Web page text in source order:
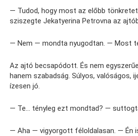
— Tudod, hogy most az előbb
sziszegte Jekatyerina Petrovna az
— Nem — mondta nyugodtan. — Most
Az ajtó becsapódott. És nem
hanem szabadság. Súlyos, valóságos,
ízesen jó.
— Te… tényleg ezt mondtad? —
— Aha — vigyorgott féloldalasan. — Én